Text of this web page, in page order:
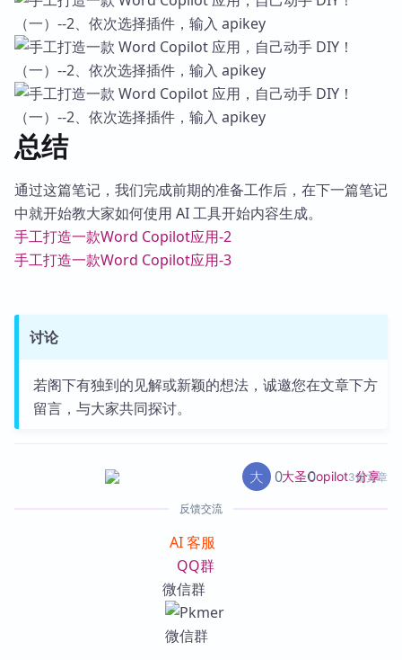
总结
通过这篇笔记，我们完成前期的准备工作后，在下一篇笔记
中就开始教大家如何使用 AI 工具开始内容生成。
手工打造一款Word Copilot应用-2
手工打造一款Word Copilot应用-3
讨论
若阁下有独到的见解或新颖的想法，诚邀您在文章下方
留言，与大家共同探讨。
大圣Copilot3篇文章
0 0 分享
反馈交流
AI 客服
QQ群
微信群